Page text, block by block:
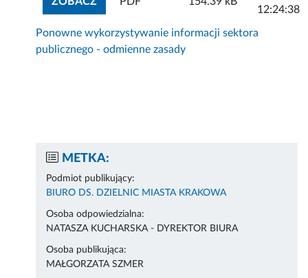
12:24:38
Ponowne wykorzystywanie informacji sektora
publicznego - odmienne zasady
METKA:
Podmiot publikujący:
BIURO DS. DZIELNIC MIASTA KRAKOWA
Osoba odpowiedzialna:
NATASZA KUCHARSKA - DYREKTOR BIURA
Osoba publikująca:
MAŁGORZATA SZMER